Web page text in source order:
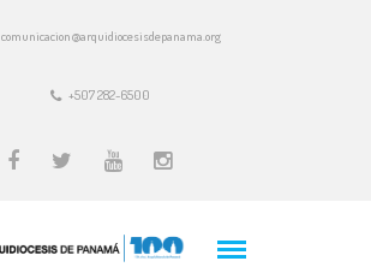
comunicacion@arquidiocesisdepanama.org
+507 282-6500